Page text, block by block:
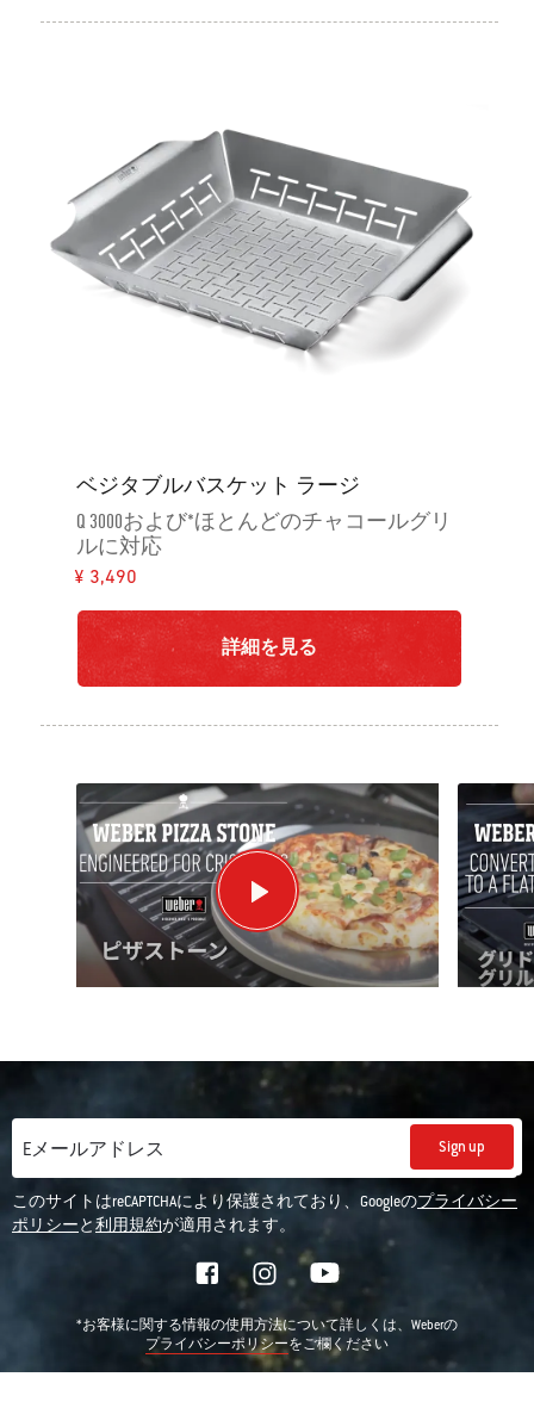
ベジタブルバスケット ラージ
Q 3000および*ほとんどのチャコールグリ
ルに対応
¥ 3,490
詳細を見る
Eメールアドレス Sign up
このサイトはreCAPTCHAにより保護されており、Googleのプライバシー
ポリシーと利用規約が適用されます。
*お客様に関する情報の使用方法について詳しくは、Weberの
プライバシーポリシーをご欄ください